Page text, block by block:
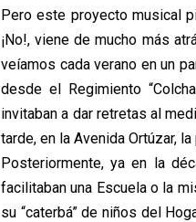
Pero este proyecto musical
¡No!, viene de mucho más
veíamos cada verano en un
desde el Regimiento
invitaban a dar retretas al
tarde, en la Avenida Ortúzar,
Posteriormente, ya en la
facilitaban una Escuela o la
su “caterbá” de niños del